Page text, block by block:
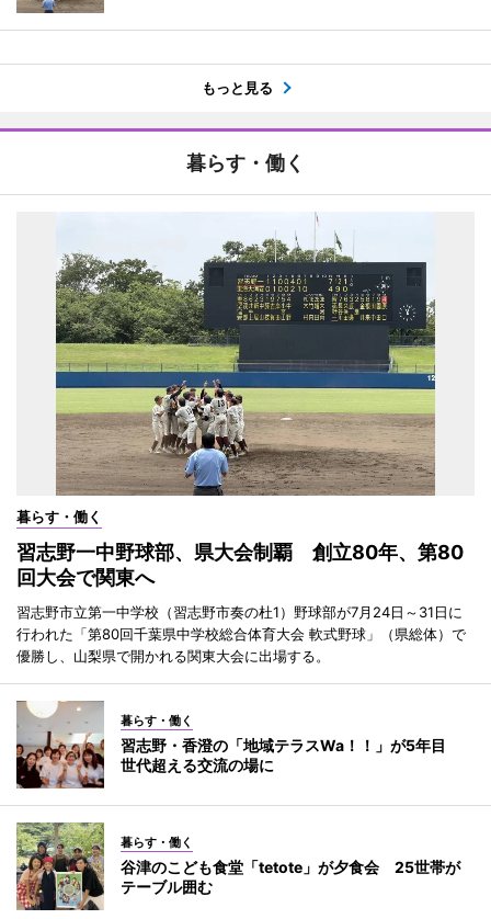
もっと見る
暮らす・働く
暮らす・働く
習志野一中野球部、県大会制覇 創立80年、第80
回大会で関東へ
習志野市立第一中学校（習志野市奏の杜1）野球部が7月24日～31日に
行われた「第80回千葉県中学校総合体育大会 軟式野球」（県総体）で
優勝し、山梨県で開かれる関東大会に出場する。
暮らす・働く
習志野・香澄の「地域テラスWa！！」が5年目
世代超える交流の場に
暮らす・働く
谷津のこども食堂「tetote」が夕食会 25世帯が
テーブル囲む